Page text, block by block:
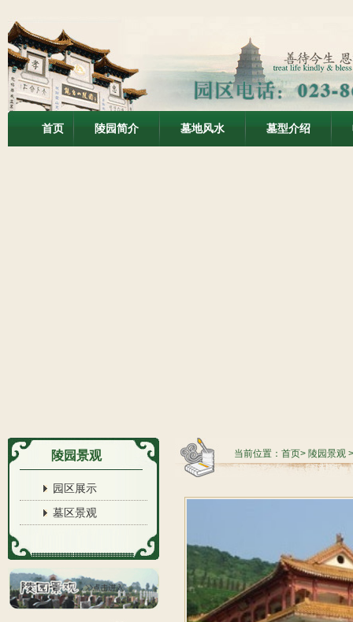
首页 陵园简介 墓地风水 墓型介绍
陵园景观
园区展示
墓区景观
当前位置： 首页> 陵园景观